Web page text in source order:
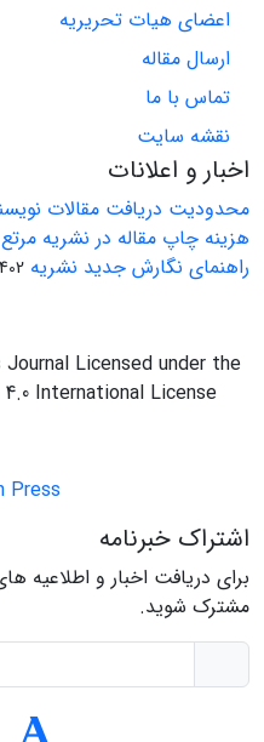
اعضای هیات تحریریه
ارسال مقاله
تماس با ما
نقشه سایت
اخبار و اعلانات
محدودیت دریافت مقالات
هزینه چاپ مقاله در نشریه
راهنمای نگارش جدید نشریه 04-22
Licensed under the
International License
Press
اشتراک خبرنامه
برای دریافت اخبار و اطلاعیه
مشترک شوید.